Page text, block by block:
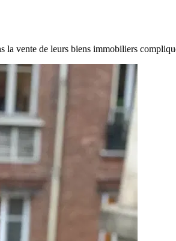
vente de leurs biens immobiliers